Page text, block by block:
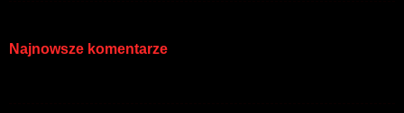
Najnowsze komentarze